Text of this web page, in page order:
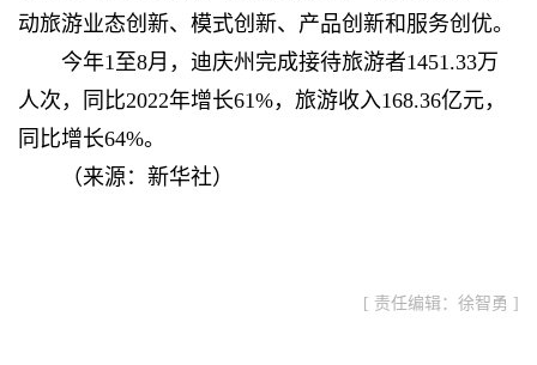
动旅游业态创新、模式创新、产品创新和服务创优。
今年1至8月，迪庆州完成接待旅游者1451.33万
人次，同比2022年增长61%，旅游收入168.36亿元，
同比增长64%。
（来源：新华社）
[ 责任编辑：徐智勇 ]